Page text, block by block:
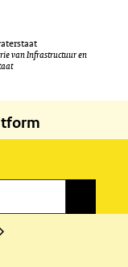
van Infrastructuur en